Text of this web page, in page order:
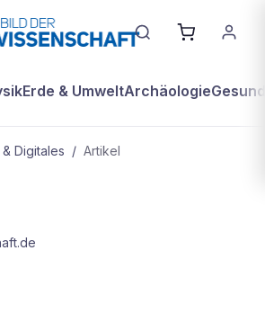
Erde & UmweltArchäologie
Digitales / Artikel